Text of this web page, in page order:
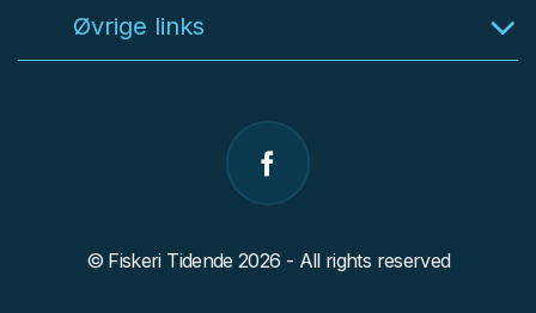
Øvrige links
© Fiskeri Tidende 2026 - All rights reserved